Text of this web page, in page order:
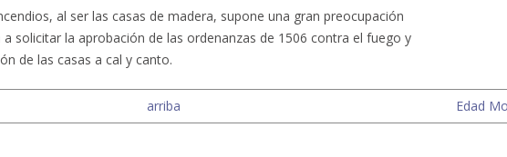
al ser las casas de madera, supone una gran preocupación
solicitar la aprobación de las ordenanzas de 1506 contra el fuego y
de las casas a cal y canto.
arriba Edad